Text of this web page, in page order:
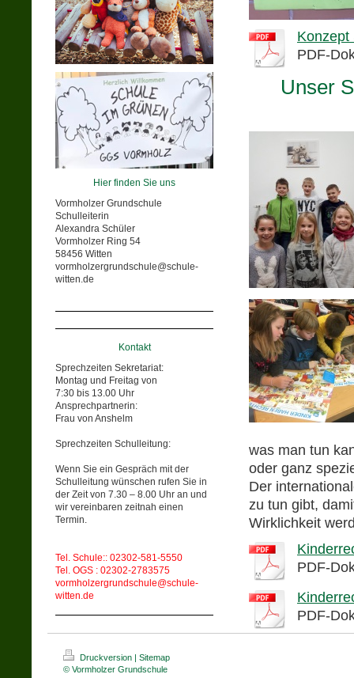
Hier finden Sie uns
Vormholzer Grundschule
Schulleiterin
Alexandra Schüler
Vormholzer Ring 54
58456 Witten
vormholzergrundschule@schule-
witten.de
Kontakt
Sprechzeiten Sekretariat:
Montag und Freitag von
7:30 bis 13.00 Uhr
Ansprechpartnerin:
Frau von Anshelm
Sprechzeiten Schulleitung:
Wenn Sie ein Gespräch mit der
Schulleitung wünschen rufen Sie in
der Zeit von 7.30 – 8.00 Uhr an und
wir vereinbaren zeitnah einen
Termin.
Tel. Schule:: 02302-581-5550
Tel. OGS : 02302-2783575
vormholzergrundschule@schule-
witten.de
Konzept
PDF-
Unser
was man tun
oder ganz
Der
zu tun gibt,
Wirklichkeit
PDF-
PDF-
Druckversion | Sitemap
© Vormholzer Grundschule